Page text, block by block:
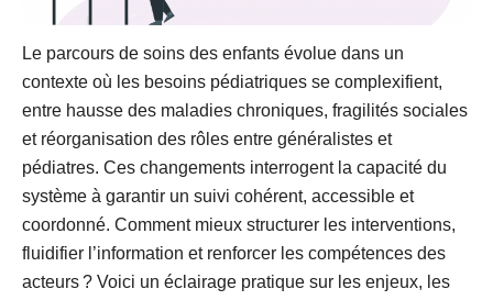
Le parcours de soins des enfants évolue dans un
contexte où les besoins pédiatriques se complexifient,
entre hausse des maladies chroniques, fragilités sociales
et réorganisation des rôles entre généralistes et
pédiatres. Ces changements interrogent la capacité du
système à garantir un suivi cohérent, accessible et
coordonné. Comment mieux structurer les interventions,
fluidifier l’information et renforcer les compétences des
acteurs ? Voici un éclairage pratique sur les enjeux, les